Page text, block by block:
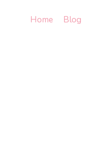
Home Blog